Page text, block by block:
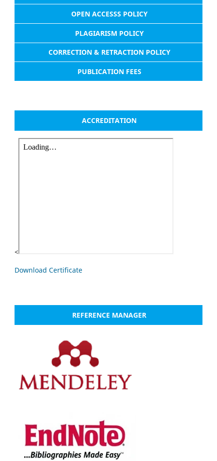
OPEN ACCESSS POLICY
PLAGIARISM POLICY
CORRECTION & RETRACTION POLICY
PUBLICATION FEES
ACCREDITATION
<
Download Certificate
REFERENCE MANAGER